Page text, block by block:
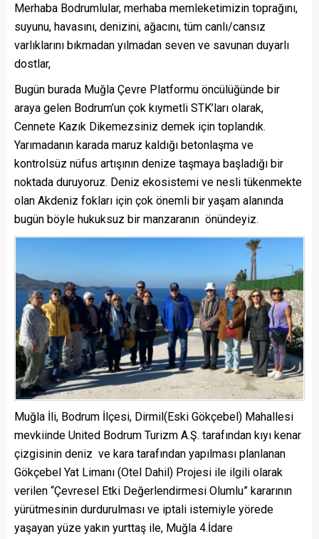
Merhaba Bodrumlular, merhaba memleketimizin toprağını,
suyunu, havasını, denizini, ağacını, tüm canlı/cansız
varlıklarını bıkmadan yılmadan seven ve savunan duyarlı
dostlar,
Bugün burada Muğla Çevre Platformu öncülüğünde bir
araya gelen Bodrum’un çok kıymetli STK’ları olarak,
Cennete Kazık Dikemezsiniz demek için toplandık.
Yarımadanın karada maruz kaldığı betonlaşma ve
kontrolsüz nüfus artışının denize taşmaya başladığı bir
noktada duruyoruz. Deniz ekosistemi ve nesli tükenmekte
olan Akdeniz fokları için çok önemli bir yaşam alanında
bugün böyle hukuksuz bir manzaranın önündeyiz.
Muğla İli, Bodrum İlçesi, Dirmil(Eski Gökçebel) Mahallesi
mevkiinde United Bodrum Turizm A.Ş. tarafından kıyı kenar
çizgisinin deniz ve kara tarafından yapılması planlanan
Gökçebel Yat Limanı (Otel Dahil) Projesi ile ilgili olarak
verilen “Çevresel Etki Değerlendirmesi Olumlu” kararının
yürütmesinin durdurulması ve iptali istemiyle yörede
yaşayan yüze yakın yurttaş ile, Muğla 4.İdare